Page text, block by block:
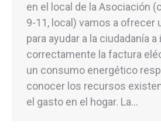
en el local de la Asociación
9-11, local) vamos a ofrecer
para ayudar a la ciudadanía
correctamente la factura
un consumo energético
conocer los recursos
el gasto en el hogar. La…